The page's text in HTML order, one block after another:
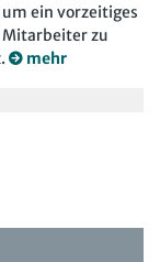
ein vorzeitiges
zu
mehr